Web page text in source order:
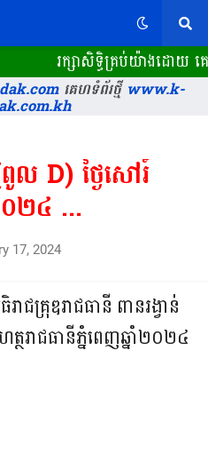
រក្សាសិទ្ធិគ្រប់យ៉ាងដោយ
គេហទំព័រថ្មីwww.k-
ល D) ថ្ងៃសៅរ៍
០២៤ ...
17, 2024
ជគ្រុឌរាជធានី ពានរង្វាន់
ថរាជធានីភ្នំពេញឆ្នាំ២០២៤